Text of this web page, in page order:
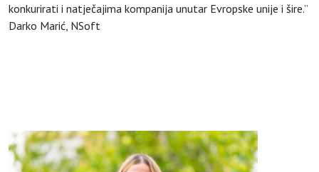
konkurirati i natječajima kompanija unutar Evropske unije i šire.”
Darko Marić, NSoft